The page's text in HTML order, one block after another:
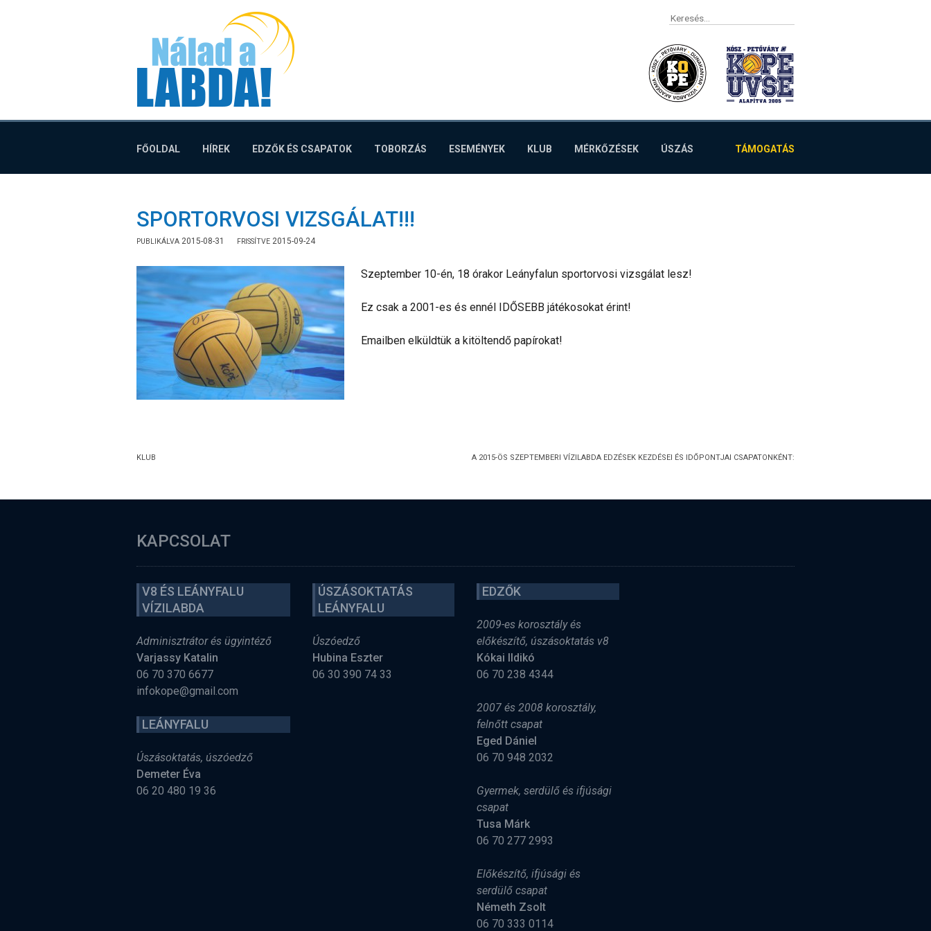
FŐOLDAL HÍREK EDZŐK ÉS CSAPATOK TOBORZÁS ESEMÉNYEK KLUB MÉRKŐZÉSEK ÚSZÁS TÁMOGATÁS
SPORTORVOSI VIZSGÁLAT!!!
2015-08-31 2015-09-24
Szeptember 10-én, 18 órakor Leányfalun sportorvosi vizsgálat lesz!
Ez csak a 2001-es és ennél IDŐSEBB játékosokat érint!
Emailben elküldtük a kitöltendő papírokat!
KLUB A 2015-ÖS SZEPTEMBERI VÍZILABDA EDZÉSEK KEZDÉSEI ÉS IDŐPONTJAI CSAPATONKÉNT:
KAPCSOLAT
V8 ÉS LEÁNYFALU
VÍZILABDA
Adminisztrátor és ügyintéző
Varjassy Katalin
06 70 370 6677
infokope@gmail.com
LEÁNYFALU
Úszásoktatás, úszóedző
Demeter Éva
06 20 480 19 36
ÚSZÁSOKTATÁS
LEÁNYFALU
Úszóedző
Hubina Eszter
06 30 390 74 33
EDZŐK
2009-es korosztály és
előkészítő, úszásoktatás v8
Kókai Ildikó
06 70 238 4344
2007 és 2008 korosztály,
felnőtt csapat
Eged Dániel
06 70 948 2032
Gyermek, serdülő és ifjúsági
csapat
Tusa Márk
06 70 277 2993
Előkészítő, ifjúsági és
serdülő csapat
Németh Zsolt
06 70 333 0114